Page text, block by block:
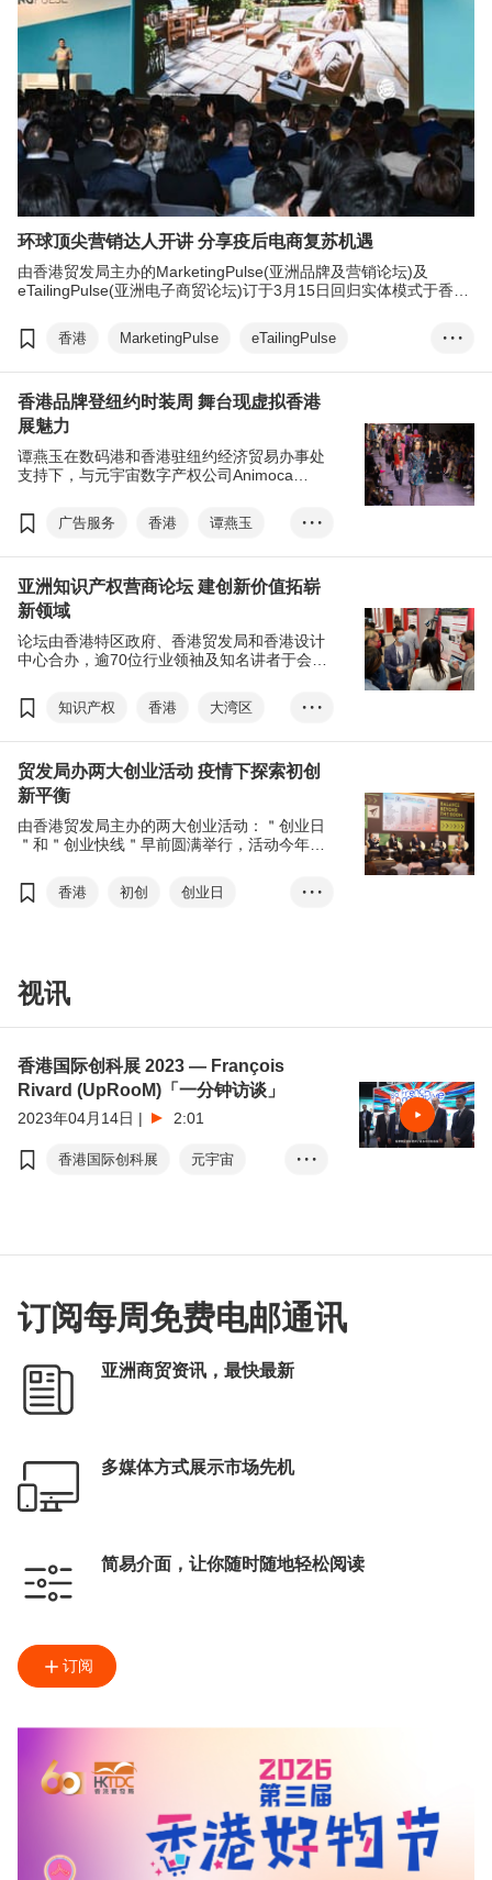
环球顶尖营销达人开讲 分享疫后电商复苏机遇
由香港贸发局主办的MarketingPulse(亚洲品牌及营销论坛)及
eTailingPulse(亚洲电子商贸论坛)订于3月15日回归实体模式于香港
官、品牌代表、广告界精英和电子商贸专家等，现身分享成功案
例、营销经验及最新市场趋势。
香港 MarketingPulse
eTailingPulse
数字营销
虚拟偶像 Web3
元宇宙
电子商贸
商贸配对
• • •
香港品牌登纽约时装周 舞台现虚拟香港
展魅力
谭燕玉在数码港和香港驻纽约经济贸易办事处
支持下，与元宇宙数字产权公司Animoca
香港元宇宙，当观众一边欣赏模特儿在台上走
秀，一边被香港城巿街景和特色标志包围，呈
广告服务 香港
谭燕玉
Vivienne Tam
EW Metaverse
数码港
香港驻纽约经济贸易办事处
Hepha
元宇宙
Web3
• • •
亚洲知识产权营商论坛 建创新价值拓崭
新领域
论坛由香港特区政府、香港贸发局和香港设计
中心合办，逾70位行业领袖及知名讲者于会上
识产权生态系统、知识产权策略如何促进业务
拓展，以及探索粤港澳大湾区的潜在商机, 吸引
知识产权 香港
大湾区
亚洲知识产权营商论坛
IPHatch Asia
初创
方舜文
知识产权交易
再工业化
• • •
贸发局办两大创业活动 疫情下探索初创
新平衡
由香港贸发局主办的两大创业活动：＂创业日
＂和＂创业快线＂早前圆满举行，活动今年以
分均在现场和网上同步进行，吸引来自44个国
家及地区，共超过9,000名与会者线上线下参
香港 初创
创业日
创业快线：国际篇
• • •
视讯
香港国际创科展 2023 — François
Rivard (UpRooM)「一分钟访谈」
2023年04月14日 | 2:01
香港国际创科展
元宇宙
• • •
订阅每周免费电邮通讯
亚洲商贸资讯，最快最新
多媒体方式展示市场先机
简易介面，让你随时随地轻松阅读
订阅